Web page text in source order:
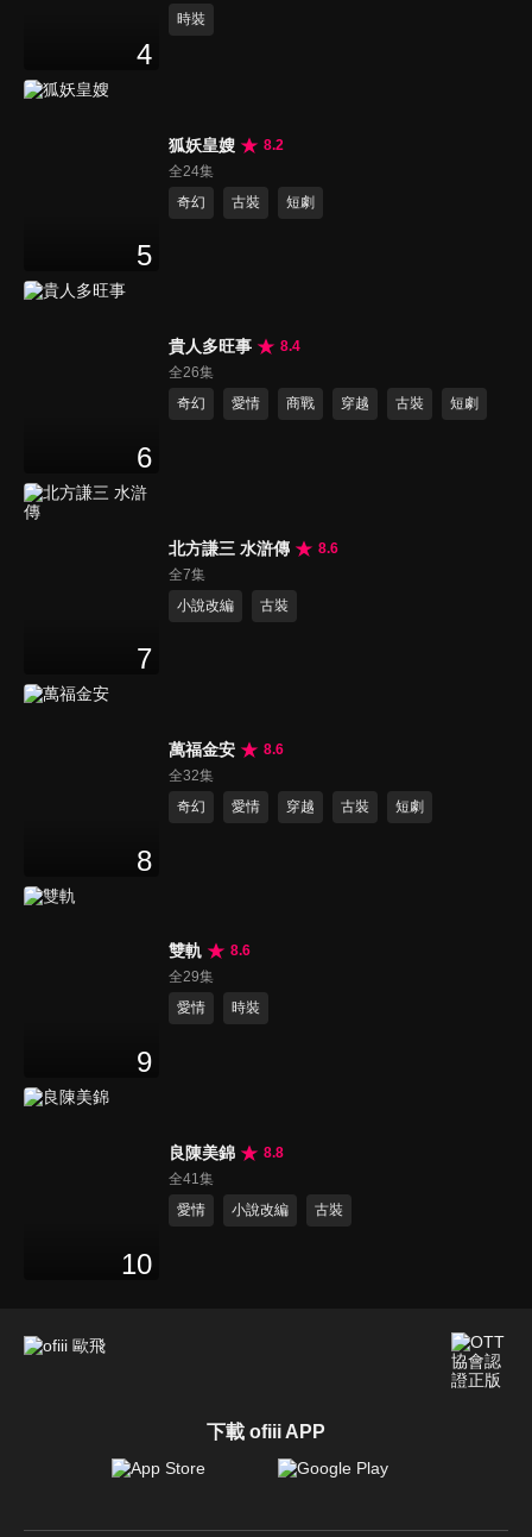
4
時裝
5
狐妖皇嫂
8.2
全24集
奇幻
古裝 短劇
6
貴人多旺事
8.4
全26集
奇幻
愛情 商戰 穿越 古裝 短劇
7
北方謙三 水滸傳
8.6
全7集
小說改編
古裝
8
萬福金安
8.6
全32集
奇幻
愛情 穿越 古裝 短劇
9
雙軌
8.6
全29集
愛情
時裝
10
良陳美錦
8.8
全41集
愛情
小說改編 古裝
下載 ofiii APP